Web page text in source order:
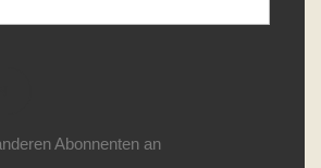
Abonnenten an